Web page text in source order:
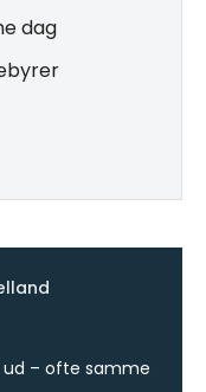
dag
ud – ofte samme